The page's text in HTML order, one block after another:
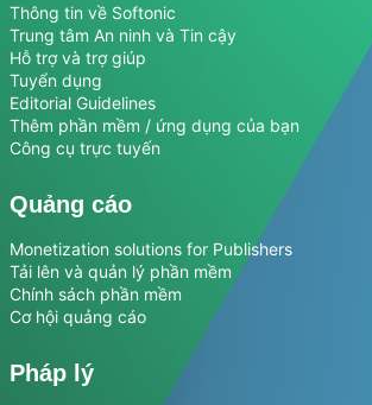
Thông tin về Softonic
Trung tâm An ninh và Tin cậy
Hỗ trợ và trợ giúp
Tuyển dụng
Editorial Guidelines
Thêm phần mềm / ứng dụng của bạn
Công cụ trực tuyến
Quảng cáo
Monetization solutions for Publishers
Tải lên và quản lý phần mềm
Chính sách phần mềm
Cơ hội quảng cáo
Pháp lý